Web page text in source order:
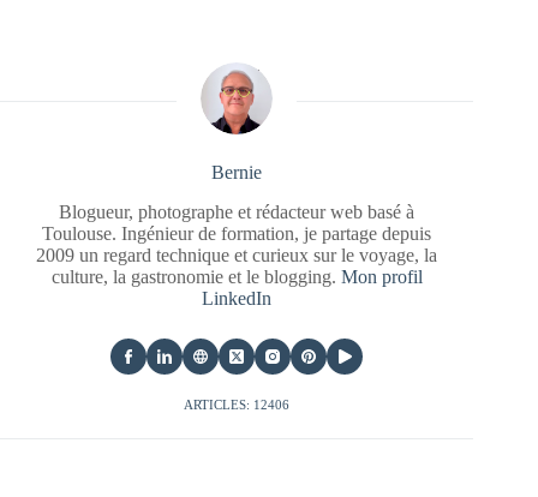
Bernie
Blogueur, photographe et rédacteur web basé à
Toulouse. Ingénieur de formation, je partage depuis
2009 un regard technique et curieux sur le voyage, la
culture, la gastronomie et le blogging. Mon profil
LinkedIn
ARTICLES: 12406